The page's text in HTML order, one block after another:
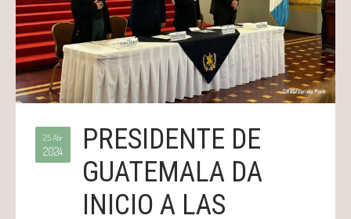
25 Abr
2024
PRESIDENTE DE
GUATEMALA DA
INICIO A LAS